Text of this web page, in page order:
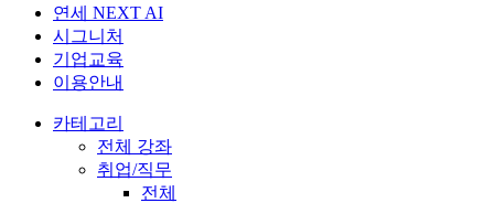
연세 NEXT AI
시그니처
기업교육
이용안내
카테고리
전체 강좌
취업/직무
전체